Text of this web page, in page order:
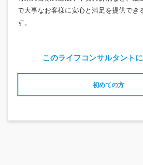
で大事なお客様に安心と満足を提供でき
す。
このライフコンサルタント
初めての方